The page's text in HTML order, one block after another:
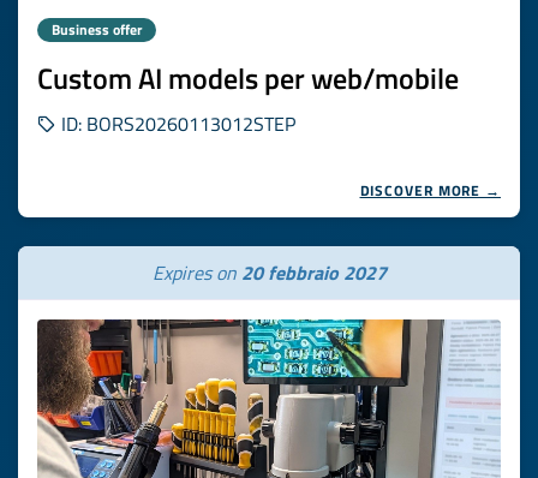
Business offer
Custom AI models per web/mobile
ID: BORS20260113012STEP
DISCOVER MORE →
Expires on 20 febbraio 2027